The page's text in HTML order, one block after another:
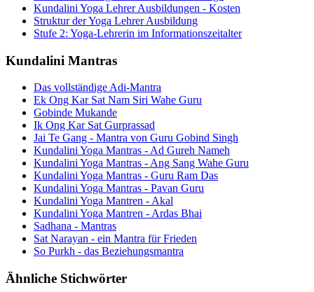
Kundalini Yoga Lehrer Ausbildungen - Kosten
Struktur der Yoga Lehrer Ausbildung
Stufe 2: Yoga-Lehrerin im Informationszeitalter
Kundalini Mantras
Das vollständige Adi-Mantra
Ek Ong Kar Sat Nam Siri Wahe Guru
Gobinde Mukande
Ik Ong Kar Sat Gurprassad
Jai Te Gang - Mantra von Guru Gobind Singh
Kundalini Yoga Mantras - Ad Gureh Nameh
Kundalini Yoga Mantras - Ang Sang Wahe Guru
Kundalini Yoga Mantras - Guru Ram Das
Kundalini Yoga Mantras - Pavan Guru
Kundalini Yoga Mantren - Akal
Kundalini Yoga Mantren - Ardas Bhai
Sadhana - Mantras
Sat Narayan - ein Mantra für Frieden
So Purkh - das Beziehungsmantra
Ähnliche Stichwörter